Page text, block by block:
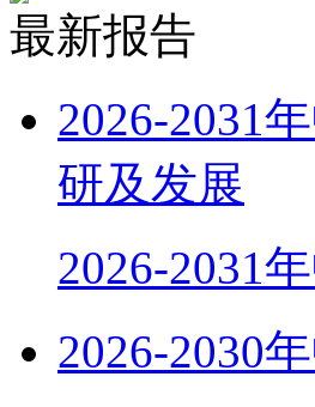
最新报告
2026-2031
研及发展
2026-2031
2026-2030